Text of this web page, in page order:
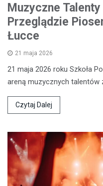
Muzyczne
Przeglądzie
Łucce
21 maja 2026
21 maja 2026 roku Szkoła
areną muzycznych talentów
Czytaj Dalej